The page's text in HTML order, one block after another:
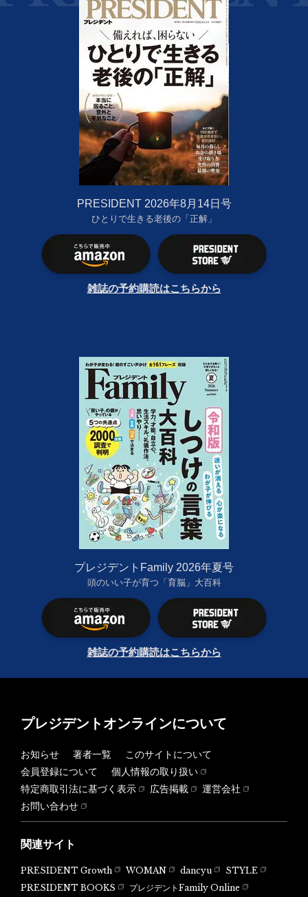
PRESIDENT 2026年8月14日号
ひとりで生きる老後の「正解」
雑誌の予約購読はこちらから
プレジデントFamily 2026年夏号
頭のいい子が育つ「育脳」大百科
雑誌の予約購読はこちらから
プレジデントオンラインについて
お知らせ 著者一覧
このサイトについて
会員登録について
個人情報の取り扱い
特定商取引法に基づく表示
広告掲載
運営会社
お問い合わせ
関連サイト
PRESIDENT Growth WOMAN dancyu
STYLE
PRESIDENT BOOKS
プレジデントFamily Online